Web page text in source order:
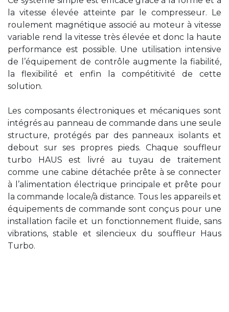
la vitesse élevée atteinte par le compresseur. Le
roulement magnétique associé au moteur à vitesse
variable rend la vitesse très élevée et donc la haute
performance est possible. Une utilisation intensive
de l’équipement de contrôle augmente la fiabilité,
la flexibilité et enfin la compétitivité de cette
solution.
Les composants électroniques et mécaniques sont
intégrés au panneau de commande dans une seule
structure, protégés par des panneaux isolants et
debout sur ses propres pieds. Chaque souffleur
turbo HAUS est livré au tuyau de traitement
comme une cabine détachée prête à se connecter
à l’alimentation électrique principale et prête pour
la commande locale/à distance. Tous les appareils et
équipements de commande sont conçus pour une
installation facile et un fonctionnement fluide, sans
vibrations, stable et silencieux du souffleur Haus
Turbo.